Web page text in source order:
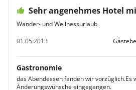
Sehr angenehmes Hotel
Wander- und Wellnessurlaub
01.05.2013
Gastronomie
das Abendessen fanden wir vorzüglich.Es
Änderungswünsche eingegangen.